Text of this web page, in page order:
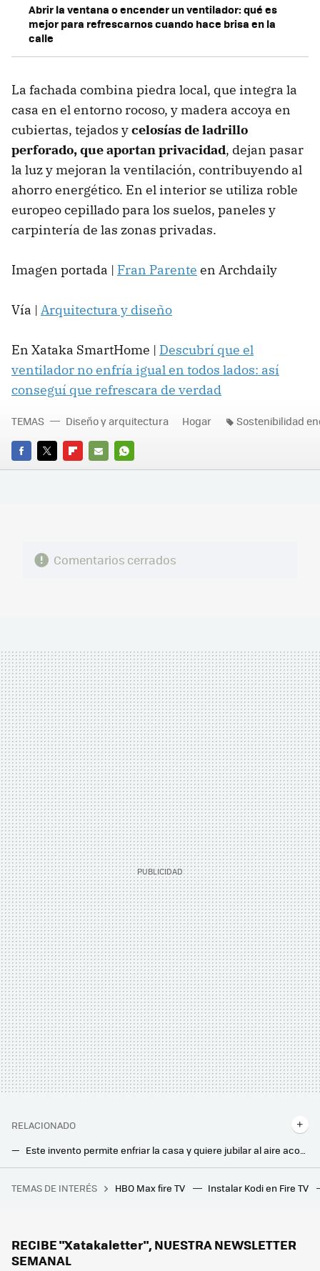
Abrir la ventana o encender un ventilador: qué es
mejor para refrescarnos cuando hace brisa en la
calle
La fachada combina piedra local, que integra la
casa en el entorno rocoso, y madera accoya en
cubiertas, tejados ycelosías de ladrillo
perforado, que aportan privacidad, dejan pasar
la luz y mejoran la ventilación, contribuyendo al
ahorro energético. En el interior se utiliza roble
europeo cepillado para los suelos, paneles y
carpintería de las zonas privadas.
Imagen portada | Fran Parente en Archdaily
Vía | Arquitectura y diseño
En Xataka SmartHome | Descubrí que el
ventilador no enfría igual en todos lados: así
conseguí que refrescara de verdad
FACEBOOK
TWITTERFLIPBOARD
E-
WHATSAPP
TEMAS Diseño y arquitectura Hogar Sostenibilidad
Comentarios cerrados
RELACIONADO
Este invento permite enfriar la casa y quiere jubilar al aire acondicionado al funcionar sin electricidad
Qué gasta más, un aire acondicionado, un ventilador o un evaporador: esto es lo que nos cuestan en la factura de la luz
Una empresa de Barcelona quiso probar la semana de cuatro días. Terminó despidiendo a un empleado por tener dos trabajos
TEMAS DE INTERÉS HBO Max fire TV Instalar Kodi en Fire TV
RECIBE "Xatakaletter", NUESTRA NEWSLETTER
SEMANAL